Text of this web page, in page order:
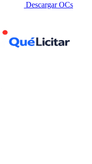
Descargar OCs